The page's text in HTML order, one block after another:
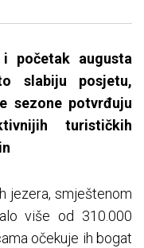
početak augusta
slabiju posjetu,
sezone potvrđuju
turističkih
jezera, smještenom
više od 310.000
očekuje ih bogat